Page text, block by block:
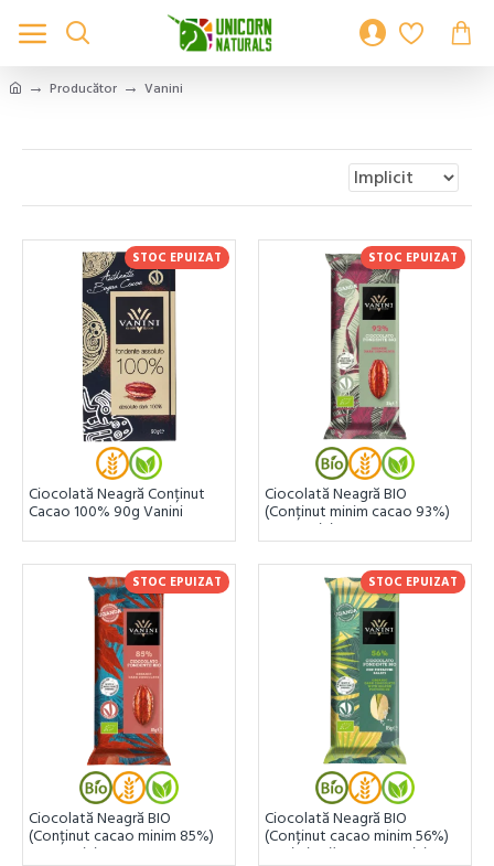
Producător Vanini
STOC EPUIZAT
Ciocolată Neagră Conținut
Cacao 100% 90g Vanini
STOC EPUIZAT
Ciocolată Neagră BIO
(Conținut minim cacao 93%)
85g Vanini
STOC EPUIZAT
Ciocolată Neagră BIO
(Conținut cacao minim 85%)
85g Vanini
STOC EPUIZAT
Ciocolată Neagră BIO
(Conținut cacao minim 56%)
cu Fistic Sărat 85g Vanini